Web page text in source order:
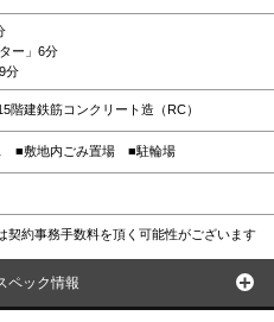
ー」6分
分
階建鉄筋コンクリート造（RC）
■敷地内ごみ置場 ■駐輪場
契約事務手数料を頂く可能性がございます
ペック情報